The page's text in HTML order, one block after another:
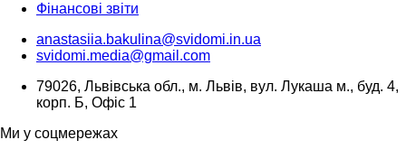
Фінансові звіти
anastasiia.bakulina@svidomi.in.ua
svidomi.media@gmail.com
79026, Львівська обл., м. Львів, вул. Лукаша м., буд. 4,
корп. Б, Офіс 1
Ми у соцмережах